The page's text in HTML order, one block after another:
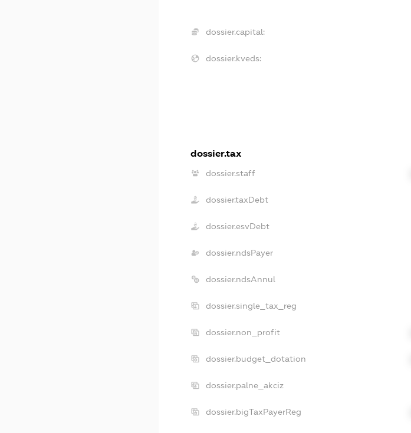
dossier.capital:
dossier.kveds:
dossier.tax
dossier.staff
dossier.taxDebt
dossier.esvDebt
dossier.ndsPayer
dossier.ndsAnnul
dossier.single_tax_reg
dossier.non_profit
dossier.budget_dotation
dossier.palne_akciz
dossier.bigTaxPayerReg